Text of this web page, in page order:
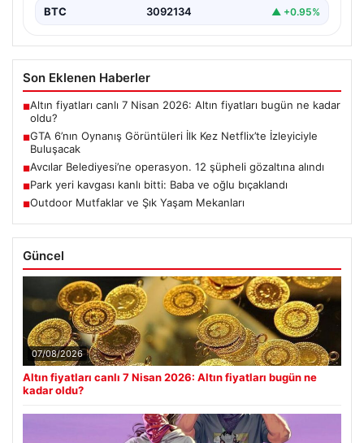
BTC 3092134 ▲ +0.95%
Son Eklenen Haberler
■Altın fiyatları canlı 7 Nisan 2026: Altın fiyatları bugün ne kadar
oldu?
■GTA 6’nın Oynanış Görüntüleri İlk Kez Netflix’te İzleyiciyle
Buluşacak
■Avcılar Belediyesi’ne operasyon. 12 şüpheli gözaltına alındı
■Park yeri kavgası kanlı bitti: Baba ve oğlu bıçaklandı
■Outdoor Mutfaklar ve Şık Yaşam Mekanları
Güncel
07/08/2026
Altın fiyatları canlı 7 Nisan 2026: Altın fiyatları bugün ne
kadar oldu?